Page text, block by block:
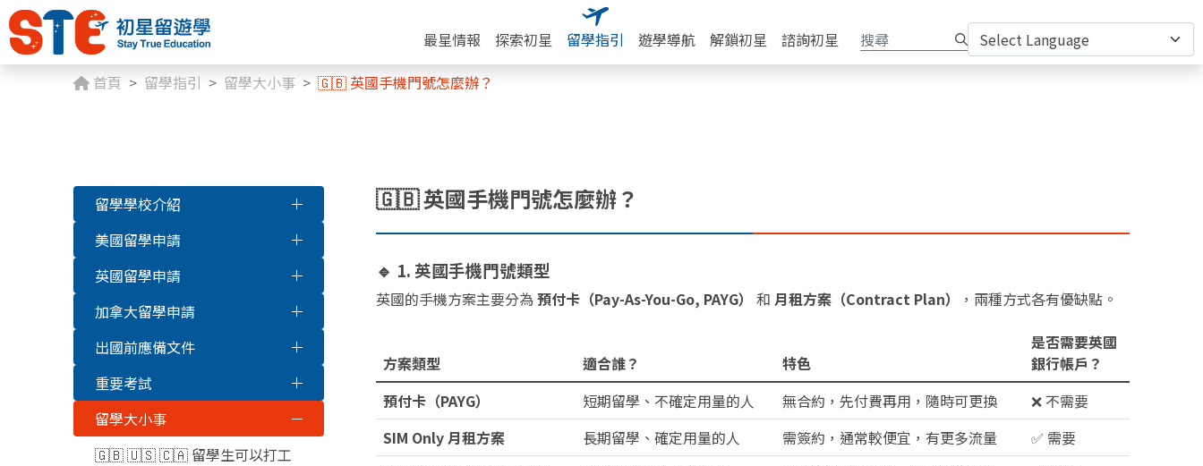
最星情報 探索初星 留學指引 遊學導航 解鎖初星
諮詢初星
首頁
留學指引 留學大小事 🇬🇧 英國手機門號怎麼辦？
留學學校介紹
美國留學申請
英國留學申請
加拿大留學申請
出國前應備文件
重要考試
留學大小事
🇬🇧 🇺🇸 🇨🇦 留學生可以打工
🇬🇧 英國手機門號怎麼辦？
🔹 1. 英國手機門號類型
英國的手機方案主要分為預付卡（Pay-As-You-Go, PAYG） 和 月租方案（Contract Plan） ，兩種方式各有優缺點。
方案類型 適合誰？ 特色
是否需要英國
銀行帳戶？
預付卡（PAYG）
短期留學、不確定用量的人 無合約，先付費再用，隨時可更換
❌ 不需要
SIM Only 月租方案
長期留學、確定用量的人 需簽約，通常較便宜，有更多流量
✅ 需要